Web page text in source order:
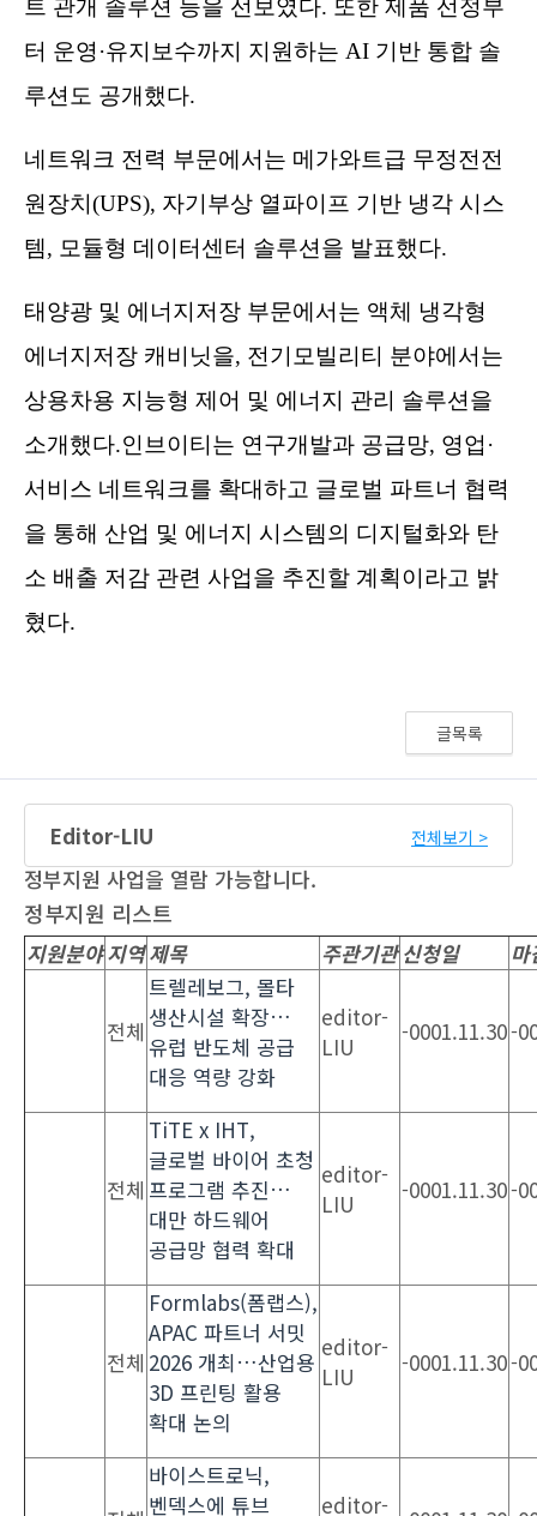
글목록
Editor-LIU 전체보기 >
정부지원 사업을 열람 가능합니다.
정부지원 리스트
지원분야지역제목 주관기관 신청일 마
전체
트렐레보그, 몰타
생산시설 확장…
유럽 반도체 공급
대응 역량 강화
editor-
LIU
-0001.11.30-
전체
TiTE x IHT,
글로벌 바이어 초청
프로그램 추진…
대만 하드웨어
공급망 협력 확대
editor-
LIU
-0001.11.30-
전체
Formlabs(폼랩스),
APAC 파트너 서밋
2026 개최…산업용
3D 프린팅 활용
확대 논의
editor-
LIU
-0001.11.30-
바이스트로닉,
벤덱스에 튜브
editor-